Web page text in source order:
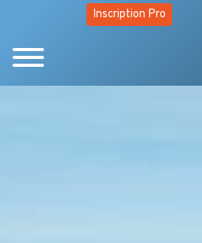
Inscription Pro